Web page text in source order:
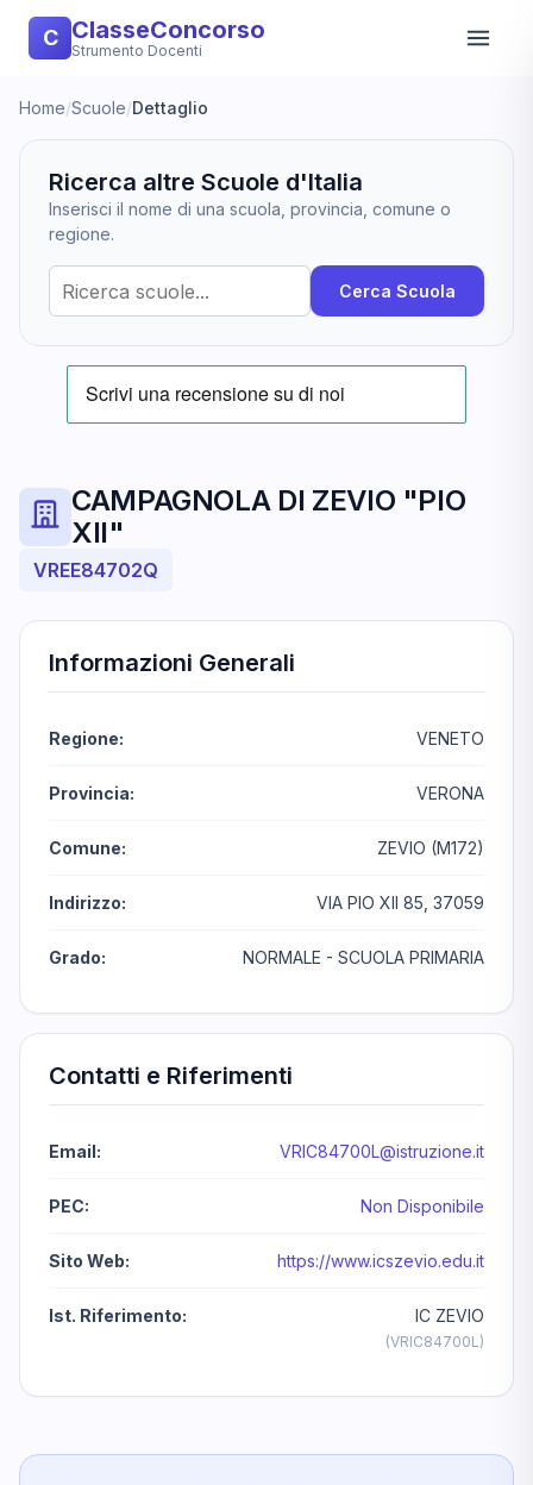
C ClasseConcorso
Strumento Docenti
Home/Scuole/Dettaglio
Ricerca altre Scuole d'Italia
Inserisci il nome di una scuola, provincia, comune o
regione.
Cerca Scuola
CAMPAGNOLA DI ZEVIO "PIO
XII"
VREE84702Q
Informazioni Generali
Regione: VENETO
Provincia: VERONA
Comune: ZEVIO (M172)
Indirizzo: VIA PIO XII 85, 37059
Grado: NORMALE - SCUOLA PRIMARIA
Contatti e Riferimenti
Email: VRIC84700L@istruzione.it
PEC: Non Disponibile
Sito Web: https://www.icszevio.edu.it
Ist. Riferimento: IC ZEVIO
(VRIC84700L)